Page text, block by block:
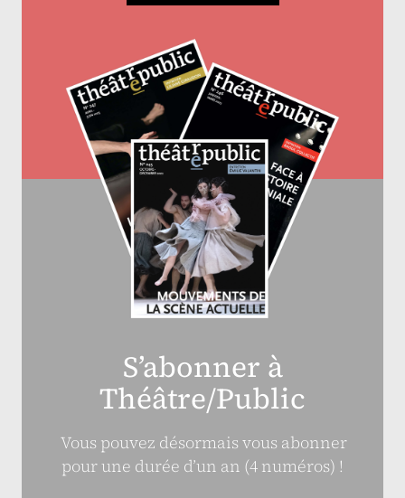
S’abonner à
Théâtre/Public
Vous pouvez désormais vous abonner
pour une durée d’un an (4 numéros) !